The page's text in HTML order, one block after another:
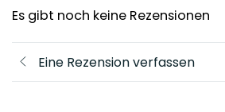
Es gibt noch keine Rezensionen
Eine Rezension verfassen